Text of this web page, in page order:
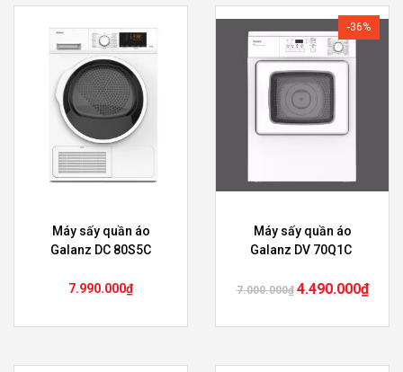
Máy sấy quần áo
Galanz DC 80S5C
7.990.000₫
-36%
Máy sấy quần áo
Galanz DV 70Q1C
7.000.000₫ 4.490.000₫